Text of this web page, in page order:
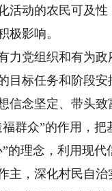
活动的农民可及
极影响。
力党组织和有为
目标任务和阶段
信念坚定、带头致
群众”的作用，
的理念，利用现代
，深化村民自治